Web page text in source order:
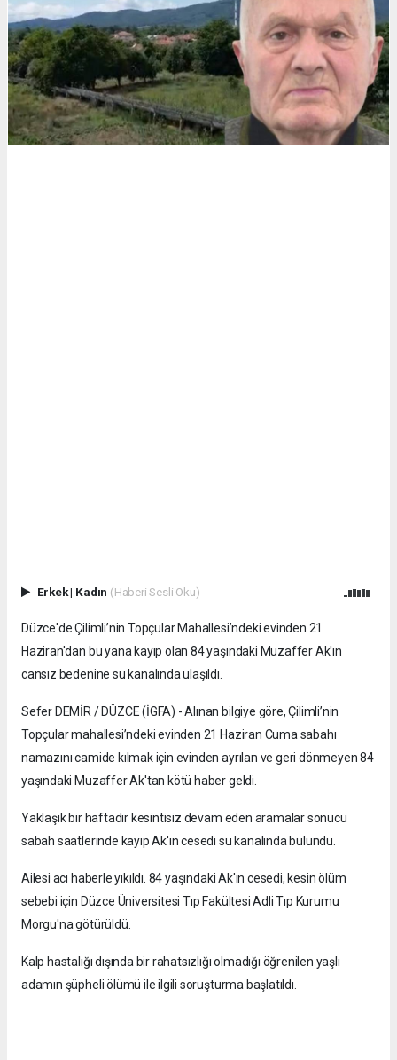
Erkek| Kadın (Haberi Sesli Oku)
Düzce'de Çilimli’nin Topçular Mahallesi’ndeki evinden 21
Haziran'dan bu yana kayıp olan 84 yaşındaki Muzaffer Ak'ın
cansız bedenine su kanalında ulaşıldı.
Sefer DEMİR / DÜZCE (İGFA) - Alınan bilgiye göre, Çilimli’nin
Topçular mahallesi’ndeki evinden 21 Haziran Cuma sabahı
namazını camide kılmak için evinden ayrılan ve geri dönmeyen 84
yaşındaki Muzaffer Ak'tan kötü haber geldi.
Yaklaşık bir haftadır kesintisiz devam eden aramalar sonucu
sabah saatlerinde kayıp Ak'ın cesedi su kanalında bulundu.
Ailesi acı haberle yıkıldı. 84 yaşındaki Ak'ın cesedi, kesin ölüm
sebebi için Düzce Üniversitesi Tıp Fakültesi Adli Tıp Kurumu
Morgu'na götürüldü.
Kalp hastalığı dışında bir rahatsızlığı olmadığı öğrenilen yaşlı
adamın şüpheli ölümü ile ilgili soruşturma başlatıldı.